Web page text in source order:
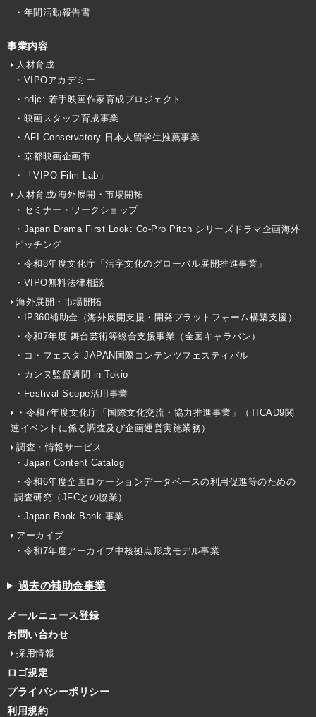
・年間活動報告書
事業内容
人材育成
・VIPOアカデミー
・ndjc: 若手映画作家育成プロジェクト
・映画スタッフ育成事業
・AFI Conservatory 日本人留学生推薦事業
・京都映画企画市
・「VIPO Film Lab」
人材育成/海外展開・市場開拓
・セミナー・ワークショップ
・Japan Drama First Look: Co-Pro Pitch シリーズドラマ企画海外
ピッチング
・令和8年度文化庁「活字文化のグローバル展開推進事業」
・VIPO無料法律相談
海外展開・市場開拓
・IP360補助金（海外展開支援・開発プラットフォーム構築支援）
・令和7年度 舞台芸術等総合支援事業（全国キャラバン）
・コ・フェスタ JAPAN国際コンテンツフェスティバル
・カンヌ監督週間 in Tokio
・Festival Scope活用事業
・令和7年度文化庁「国際文化交流・協力推進事業」（TICAD9関
連イベントに係る調査及び企画運営実施業務）
調査・情報サービス
・Japan Content Catalog
・令和6年度全国ロケーションデータベースの利用促進等のための
調査研究（JFCとの協業）
・Japan Book Bank 事業
アーカイブ
・令和7年度アーカイブ中核拠点形成モデル事業
過去の補助金事業
メールニュース登録
お問い合わせ
採用情報
ロゴ規定
プライバシーポリシー
利用規約